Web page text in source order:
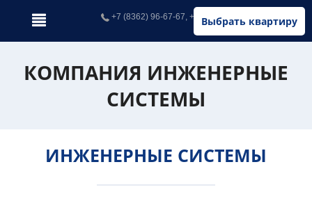
Выбрать квартиру
+7 (8362) 96-67-67, +7 (902) 326-67-67
КОМПАНИЯ ИНЖЕНЕРНЫЕ
СИСТЕМЫ
ИНЖЕНЕРНЫЕ СИСТЕМЫ